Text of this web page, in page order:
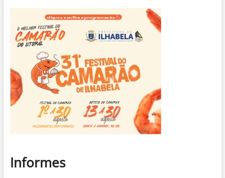
Informes